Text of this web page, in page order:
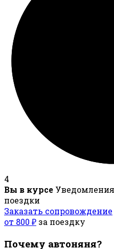
4
Вы в курсе
поездки
Заказать сопровождение
от 800 ₽ за поездку
Почему автоняня?